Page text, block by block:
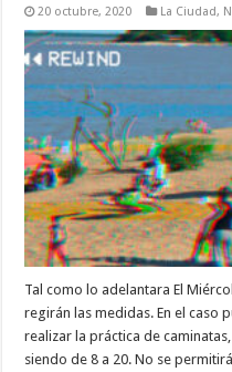
20 octubre, 2020 La Ciudad,
Tal como lo adelantara El
regirán las medidas. En el caso
realizar la práctica de
siendo de 8 a 20. No se